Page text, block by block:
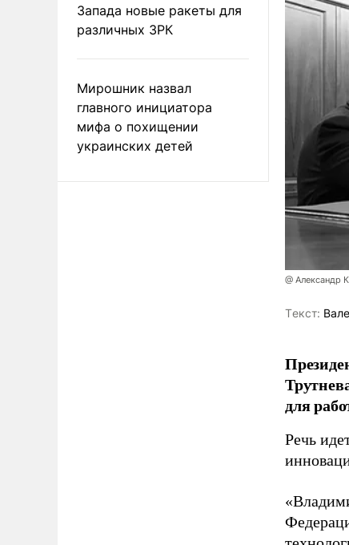
Запада новые ракеты для
различных ЗРК
Мирошник назвал
главного инициатора
мифа о похищении
украинских детей
@ Александр
Tекст:
для
Речь